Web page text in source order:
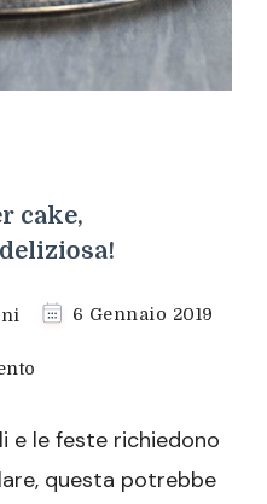
cake,
6 Gennaio 2019
cake,
deliziosa!
e le feste richiedono
questa potrebbe